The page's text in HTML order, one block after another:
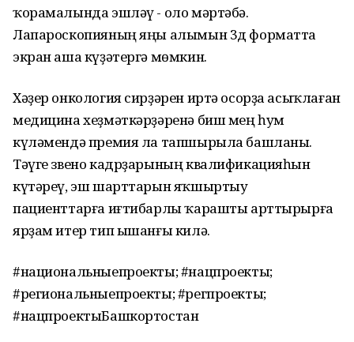
ҡорамалында эшләү - оло мәртәбә.
Лапароскопияның яңы алымын 3д форматта
экран аша күҙәтергә мөмкин.
Хәҙер онкология сирҙәрен иртә осорҙа асыҡлаған
медицина хеҙмәткәрҙәренә биш мең һум
күләмендә премия ла тапшырыла башланы.
Тәүге звено кадрҙарының квалификацияһын
күтәреү, эш шарттарын яҡшыртыу
пациенттарға иғтибарлы ҡарашты арттырырға
ярҙам итер тип ышанғы килә.
#национальныепроекты; #нацпроекты;
#региональныепроекты; #регпроекты;
#нацпроектыБашкортостан